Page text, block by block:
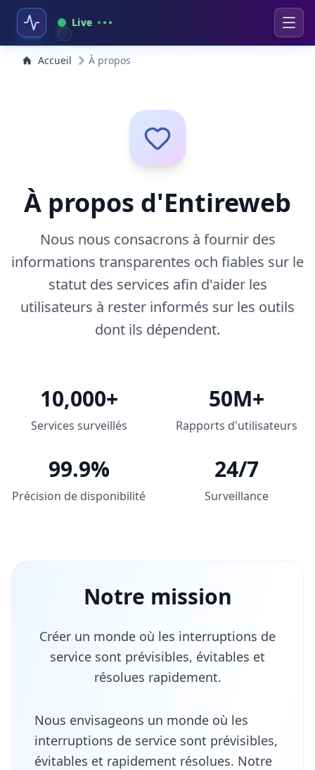
Live
Accueil À propos
À propos d'Entireweb
Nous nous consacrons à fournir des
informations transparentes och fiables sur le
statut des services afin d'aider les
utilisateurs à rester informés sur les outils
dont ils dépendent.
10,000+
Services surveillés
50M+
Rapports d'utilisateurs
99.9%
Précision de disponibilité
24/7
Surveillance
Notre mission
Créer un monde où les interruptions de
service sont prévisibles, évitables et
résolues rapidement.
Nous envisageons un monde où les
interruptions de service sont prévisibles,
évitables et rapidement résolues. Notre